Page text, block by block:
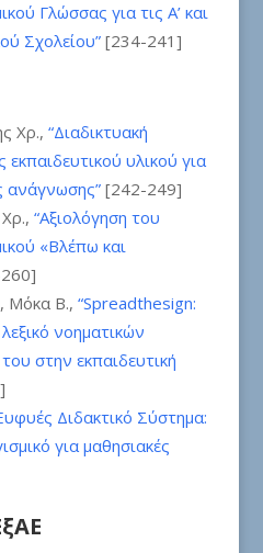
Γλώσσας για τις Α’ και
Σχολείου”[234-241]
Χρ., “Διαδικτυακή
υλικού για
ανάγνωσης”[242-249]
“Αξιολόγηση του
«Βλέπω και
Μόκα Β., “Spreadthesign:
νοηματικών
στην εκπαιδευτική
Διδακτικό Σύστημα:
για μαθησιακές